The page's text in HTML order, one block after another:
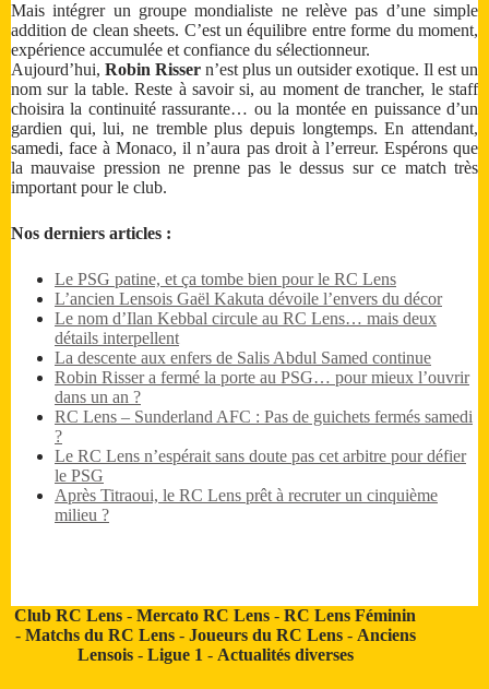
Mais intégrer un groupe mondialiste ne relève pas d’une simple
addition de clean sheets. C’est un équilibre entre forme du moment,
expérience accumulée et confiance du sélectionneur.
Aujourd’hui, Robin Risser n’est plus un outsider exotique. Il est un
nom sur la table. Reste à savoir si, au moment de trancher, le staff
choisira la continuité rassurante… ou la montée en puissance d’un
gardien qui, lui, ne tremble plus depuis longtemps. En attendant,
samedi, face à Monaco, il n’aura pas droit à l’erreur. Espérons que
la mauvaise pression ne prenne pas le dessus sur ce match très
important pour le club.
Nos derniers articles :
Le PSG patine, et ça tombe bien pour le RC Lens
L’ancien Lensois Gaël Kakuta dévoile l’envers du décor
Le nom d’Ilan Kebbal circule au RC Lens… mais deux
détails interpellent
La descente aux enfers de Salis Abdul Samed continue
Robin Risser a fermé la porte au PSG… pour mieux l’ouvrir
dans un an ?
RC Lens – Sunderland AFC : Pas de guichets fermés samedi
?
Le RC Lens n’espérait sans doute pas cet arbitre pour défier
le PSG
Après Titraoui, le RC Lens prêt à recruter un cinquième
milieu ?
Club RC Lens -Mercato RC Lens -RC Lens Féminin
- Matchs du RC Lens- Joueurs du RC Lens- Anciens
Lensois- Ligue 1 - Actualités diverses